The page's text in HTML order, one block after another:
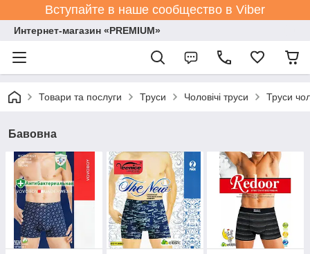
Вступайте в наше сообщество в Viber
Интернет-магазин «PREMIUM»
Товари та послуги Труси Чоловічі труси Труси
Бавовна